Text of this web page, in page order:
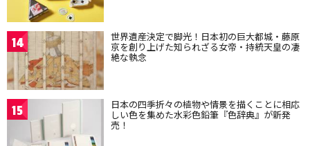
14 世界遺産決定で脚光！日本初の巨大都城・藤原
京を創り上げた知られざる女帝・持統天皇の凄
絶な執念
15 日本の四季折々の植物や情景を描くことに相応
しい色を集めた水彩色鉛筆『色辞典』が新発
売！